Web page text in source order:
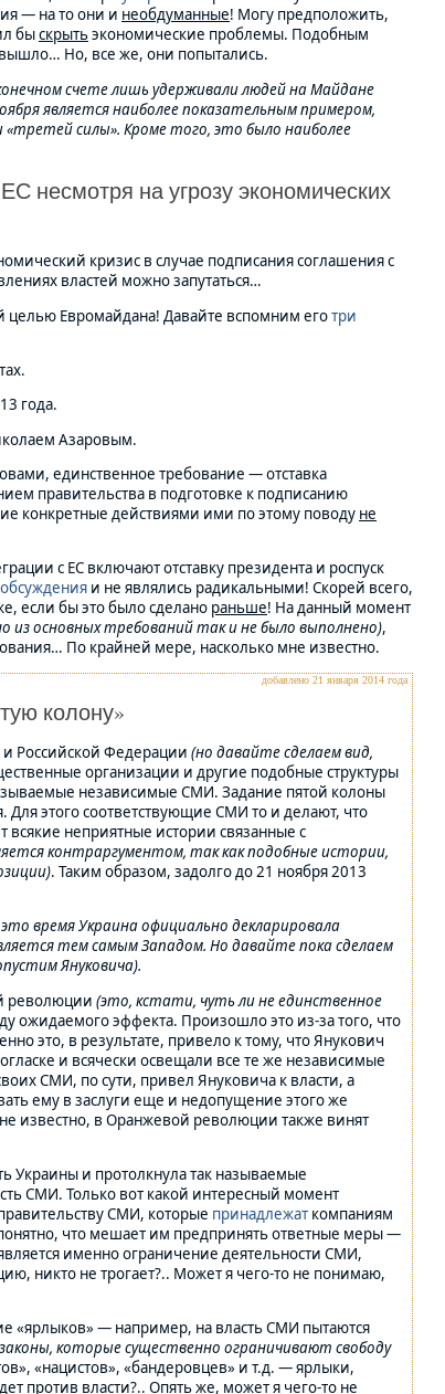
— на то они и необдуманные! Могу предположить,
быскрытьэкономические проблемы. Подобным
Но, все же, они попытались.
счете лишь удерживали людей на Майдане
является наиболее показательным примером,
силы». Кроме того, это было наиболее
несмотря на угрозу экономических
кризис в случае подписания соглашения с
властей можно запутаться…
целью Евромайдана! Давайте вспомним еготри
года.
Азаровым.
единственное требование — отставка
правительства в подготовке к подписанию
конкретные действиями ими по этому поводу не
с ЕС включают отставку президента и роспуск
и не являлись радикальными! Скорей всего,
если бы это было сделано раньше! На данный момент
из основных требований так и не было выполнено),
По крайней мере, насколько мне известно.
добавлено 21 января 2014 года
колону»
Российской Федерации (но давайте сделаем вид,
организации и другие подобные структуры
независимые СМИ. Задание пятой колоны
Для этого соответствующие СМИ то и делают, что
всякие неприятные истории связанные с
контраргументом, так как подобные истории,
. Таким образом, задолго до 21 ноября 2013
время Украина официально декларировала
тем самым Западом. Но давайте пока сделаем
Януковича).
революции (это, кстати, чуть ли не единственное
ожидаемого эффекта. Произошло это из-за того, что
это, в результате, привело к тому, что Янукович
и всячески освещали все те же независимые
СМИ, по сути, привел Януковича к власти, а
ему в заслуги еще и недопущение этого же
известно, в Оранжевой революции также винят
Украины и протолкнула так называемые
СМИ. Только вот какой интересный момент
СМИ, которые принадлежат компаниям
что мешает им предпринять ответные меры —
именно ограничение деятельности СМИ,
никто не трогает?.. Может я чего-то не понимаю,
«ярлыков» — например, на власть СМИ пытаются
которые существенно ограничивают свободу
«нацистов», «бандеровцев» и т.д. — ярлыки,
против власти?.. Опять же, может я чего-то не